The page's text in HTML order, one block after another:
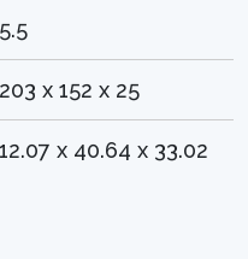
5.5
203 x 152 x 25
12.07 x 40.64 x 33.02